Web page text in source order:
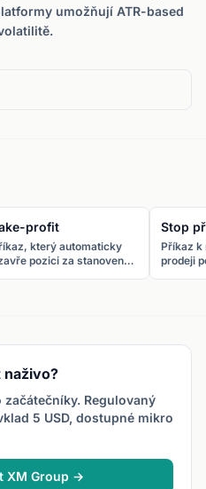
umožňují ATR-based
profit
který automaticky
pozici za stanovenou
Stop
Příkaz k
prodeji
naživo?
začátečníky. Regulovaný
5 USD, dostupné mikro
XM Group →